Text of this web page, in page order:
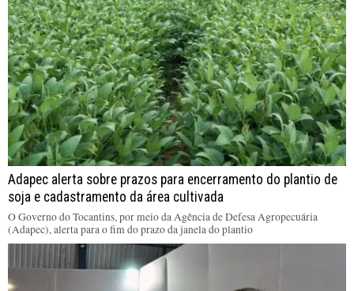
Adapec alerta sobre prazos para encerramento do plantio de
soja e cadastramento da área cultivada
O Governo do Tocantins, por meio da Agência de Defesa Agropecuária
(Adapec), alerta para o fim do prazo da janela do plantio